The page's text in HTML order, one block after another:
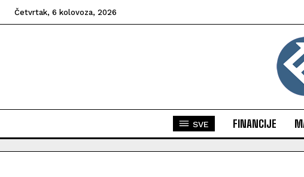
Četvrtak, 6 kolovoza, 2026
SVE FINANCIJE